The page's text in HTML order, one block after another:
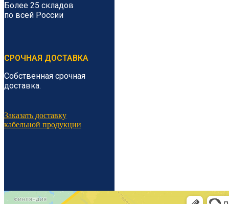
Более 25 складов
по всей России
СРОЧНАЯ ДОСТАВКА
Собственная срочная
доставка.
Заказать доставку
кабельной продукции